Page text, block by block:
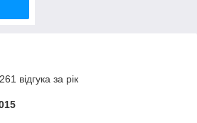
відгука за рік